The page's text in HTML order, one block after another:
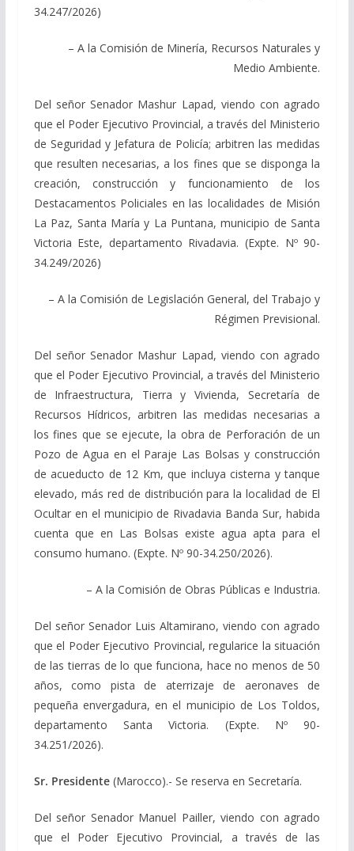
34.247/2026)
– A la Comisión de Minería, Recursos Naturales y
Medio Ambiente.
Del señor Senador Mashur Lapad, viendo con agrado
que el Poder Ejecutivo Provincial, a través del Ministerio
de Seguridad y Jefatura de Policía; arbitren las medidas
que resulten necesarias, a los fines que se disponga la
creación, construcción y funcionamiento de los
Destacamentos Policiales en las localidades de Misión
La Paz, Santa María y La Puntana, municipio de Santa
Victoria Este, departamento Rivadavia. (Expte. Nº 90-
34.249/2026)
– A la Comisión de Legislación General, del Trabajo y
Régimen Previsional.
Del señor Senador Mashur Lapad, viendo con agrado
que el Poder Ejecutivo Provincial, a través del Ministerio
de Infraestructura, Tierra y Vivienda, Secretaría de
Recursos Hídricos, arbitren las medidas necesarias a
los fines que se ejecute, la obra de Perforación de un
Pozo de Agua en el Paraje Las Bolsas y construcción
de acueducto de 12 Km, que incluya cisterna y tanque
elevado, más red de distribución para la localidad de El
Ocultar en el municipio de Rivadavia Banda Sur, habida
cuenta que en Las Bolsas existe agua apta para el
consumo humano. (Expte. Nº 90-34.250/2026).
– A la Comisión de Obras Públicas e Industria.
Del señor Senador Luis Altamirano, viendo con agrado
que el Poder Ejecutivo Provincial, regularice la situación
de las tierras de lo que funciona, hace no menos de 50
años, como pista de aterrizaje de aeronaves de
pequeña envergadura, en el municipio de Los Toldos,
departamento Santa Victoria. (Expte. Nº 90-
34.251/2026).
Sr. Presidente(Marocco).- Se reserva en Secretaría.
Del señor Senador Manuel Pailler, viendo con agrado
que el Poder Ejecutivo Provincial, a través de las